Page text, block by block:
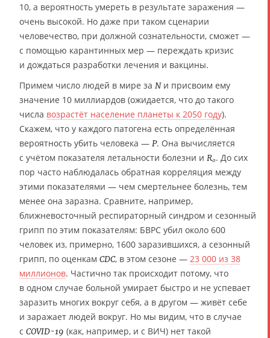
10, а вероятность умереть в результате заражения —
очень высокой. Но даже при таком сценарии
человечество, при должной сознательности, сможет —
с помощью карантинных мер — переждать кризис
и дождаться разработки лечения и вакцины.
Примем число людей в мире за Nи присвоим ему
значение 10 миллиардов (ожидается, что до такого
числа возрастёт население планеты к 2050 году).
Скажем, что у каждого патогена есть определённая
вероятность убить человека — P. Она вычисляется
с учётом показателя летальности болезни и R0. До сих
пор часто наблюдалась обратная корреляция между
этими показателями — чем смертельнее болезнь, тем
менее она заразна. Сравните, например,
ближневосточный респираторный синдром и сезонный
грипп по этим показателям: БВРС убил около 600
человек из, примерно, 1600 заразившихся, а сезонный
грипп, по оценкам CDC, в этом сезоне — 23 000 из 38
миллионов. Частично так происходит потому, что
в одном случае больной умирает быстро и не успевает
заразить многих вокруг себя, а в другом — живёт себе
и заражает людей вокруг. Но мы видим, что в случае
с COVID-19 (как, например, и с ВИЧ) нет такой